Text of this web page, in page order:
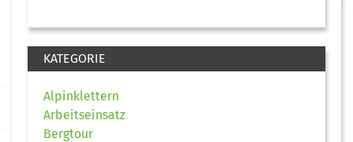
KATEGORIE
Alpinklettern
Arbeitseinsatz
Bergtour